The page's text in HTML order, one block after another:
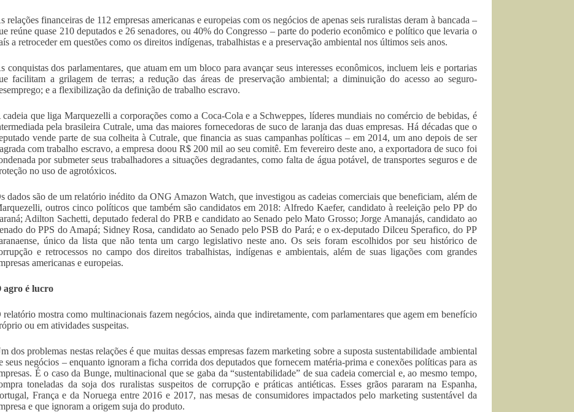
relações financeiras de 112 empresas americanas e europeias com os negócios de apenas seis ruralistas deram à bancada –
reúne quase 210 deputados e 26 senadores, ou 40% do Congresso – parte do poderio econômico e político que levaria o
a retroceder em questões como os direitos indígenas, trabalhistas e a preservação ambiental nos últimos seis anos.
conquistas dos parlamentares, que atuam em um bloco para avançar seus interesses econômicos, incluem leis e portarias
facilitam a grilagem de terras; a redução das áreas de preservação ambiental; a diminuição do acesso ao seguro-
e a flexibilização da definição de trabalho escravo.
cadeia que liga Marquezelli a corporações como a Coca-Cola e a Schweppes, líderes mundiais no comércio de bebidas, é
pela brasileira Cutrale, uma das maiores fornecedoras de suco de laranja das duas empresas. Há décadas que o
vende parte de sua colheita à Cutrale, que financia as suas campanhas políticas – em 2014, um ano depois de ser
com trabalho escravo, a empresa doou R$ 200 mil ao seu comitê. Em fevereiro deste ano, a exportadora de suco foi
por submeter seus trabalhadores a situações degradantes, como falta de água potável, de transportes seguros e de
no uso de agrotóxicos.
dados são de um relatório inédito da ONG Amazon Watch, que investigou as cadeias comerciais que beneficiam, além de
outros cinco políticos que também são candidatos em 2018: Alfredo Kaefer, candidato à reeleição pelo PP do
Adilton Sachetti, deputado federal do PRB e candidato ao Senado pelo Mato Grosso; Jorge Amanajás, candidato ao
do PPS do Amapá; Sidney Rosa, candidato ao Senado pelo PSB do Pará; e o ex-deputado Dilceu Sperafico, do PP
único da lista que não tenta um cargo legislativo neste ano. Os seis foram escolhidos por seu histórico de
e retrocessos no campo dos direitos trabalhistas, indígenas e ambientais, além de suas ligações com grandes
americanas e europeias.
agro é lucro
relatório mostra como multinacionais fazem negócios, ainda que indiretamente, com parlamentares que agem em benefício
ou em atividades suspeitas.
dos problemas nestas relações é que muitas dessas empresas fazem marketing sobre a suposta sustentabilidade ambiental
seus negócios – enquanto ignoram a ficha corrida dos deputados que fornecem matéria-prima e conexões políticas para as
É o caso da Bunge, multinacional que se gaba da “sustentabilidade” de sua cadeia comercial e, ao mesmo tempo,
toneladas da soja dos ruralistas suspeitos de corrupção e práticas antiéticas. Esses grãos pararam na Espanha,
França e da Noruega entre 2016 e 2017, nas mesas de consumidores impactados pelo marketing sustentável da
e que ignoram a origem suja do produto.